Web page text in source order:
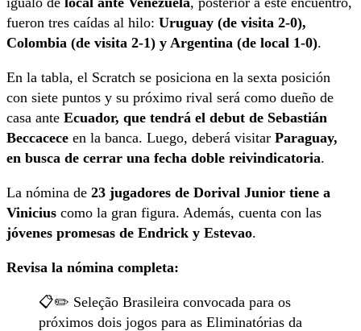
fueron tres caídas al hilo: Uruguay (de visita 2-0),
Colombia (de visita 2-1) y Argentina (de local 1-0).
En la tabla, el Scratch se posiciona en la sexta posición
con siete puntos y su próximo rival será como dueño de
casa ante Ecuador, que tendrá el debut de Sebastián
Beccacece en la banca. Luego, deberá visitar Paraguay,
en busca de cerrar una fecha doble reivindicatoria.
La nómina de 23 jugadores de Dorival Junior tiene a
Vinicius como la gran figura. Además, cuenta con las
jóvenes promesas de Endrick y Estevao.
Revisa la nómina completa:
📋✏️ Seleção Brasileira convocada para os
próximos dois jogos para as Eliminatórias da